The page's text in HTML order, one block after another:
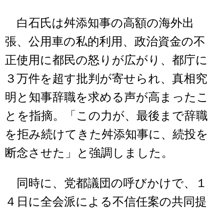
白石氏は舛添知事の高額の海外出
張、公用車の私的利用、政治資金の不
正使用に都民の怒りが広がり、都庁に
３万件を超す批判が寄せられ、真相究
明と知事辞職を求める声が高まったこ
とを指摘。「この力が、最後まで辞職
を拒み続けてきた舛添知事に、続投を
断念させた」と強調しました。
同時に、党都議団の呼びかけで、１
４日に全会派による不信任案の共同提